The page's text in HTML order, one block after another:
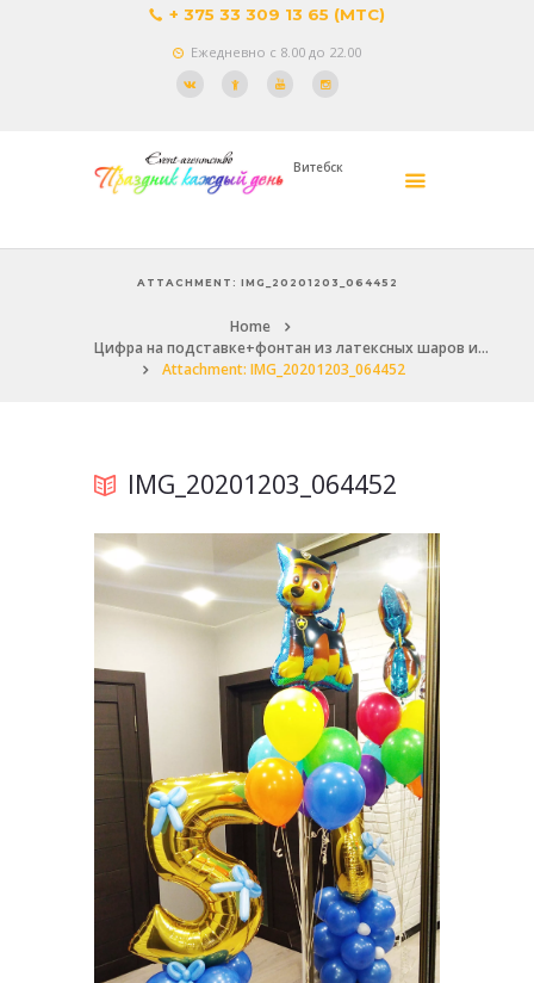
+ 375 33 309 13 65 (МТС)
Ежедневно с 8.00 до 22.00
Витебск
ATTACHMENT: IMG_20201203_064452
Home
Цифра на подставке+фонтан из латексных шаров и...
Attachment: IMG_20201203_064452
IMG_20201203_064452